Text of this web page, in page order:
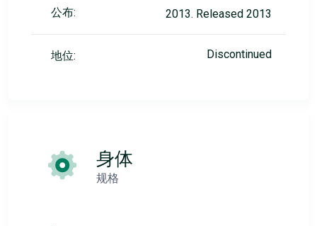
公布: 2013. Released 2013
地位: Discontinued
身体
规格